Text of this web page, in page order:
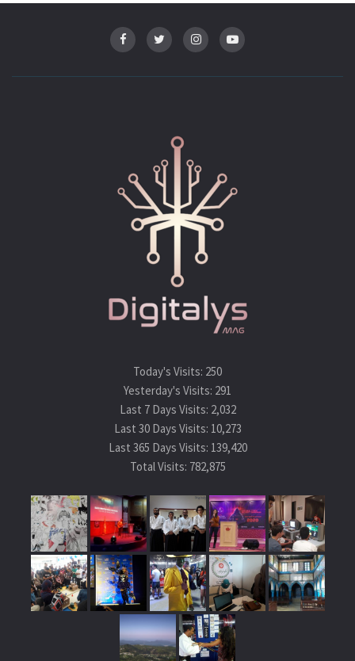
Today's Visits: 250
Yesterday's Visits: 291
Last 7 Days Visits: 2,032
Last 30 Days Visits: 10,273
Last 365 Days Visits: 139,420
Total Visits: 782,875